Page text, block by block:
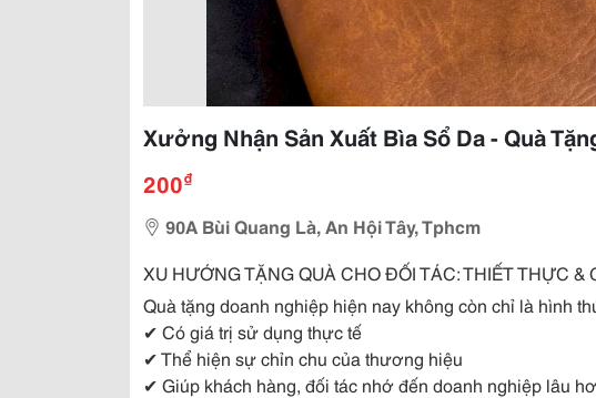
Xưởng Nhận Sản Xuất Bìa Sổ Da - Quà
200₫
90A Bùi Quang Là, An Hội Tây, Tphcm
XU HƯỚNG TẶNG QUÀ CHO ĐỐI TÁC: THIẾT THỰC
Quà tặng doanh nghiệp hiện nay không còn chỉ là hình
✔ Có giá trị sử dụng thực tế
✔ Thể hiện sự chỉn chu của thương hiệu
✔ Giúp khách hàng, đối tác nhớ đến doanh nghiệp lâu